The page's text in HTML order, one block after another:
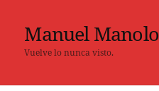
Manuel Manolo
Vuelve lo nunca visto.